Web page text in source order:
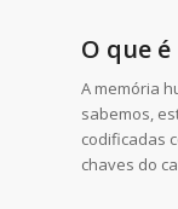
O que
A memória
sabemos,
codificadas
chaves do